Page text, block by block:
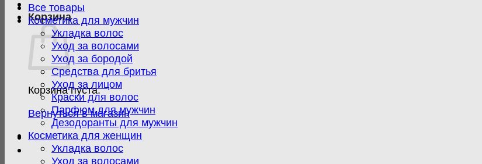
Корзина
Корзина пуста.
Вернуться в магазин
Все товары
Косметика для мужчин
Укладка волос
Уход за волосами
Уход за бородой
Средства для бритья
Уход за лицом
Краски для волос
Парфюм для мужчин
Дезодоранты для мужчин
Косметика для женщин
Укладка волос
Уход за волосами